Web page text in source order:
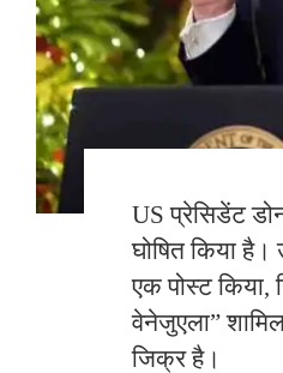
US प्रेसिडेंट
घोषित किया
एक पोस्ट
वेनेजुएला”
जिक्र है।